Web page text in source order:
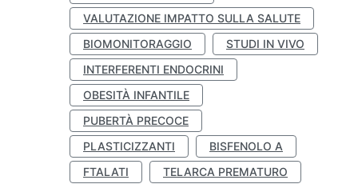
VALUTAZIONE IMPATTO SULLA SALUTE
BIOMONITORAGGIO
STUDI IN VIVO
INTERFERENTI ENDOCRINI
OBESITÀ INFANTILE
PUBERTÀ PRECOCE
PLASTICIZZANTI
BISFENOLO A
FTALATI
TELARCA PREMATURO